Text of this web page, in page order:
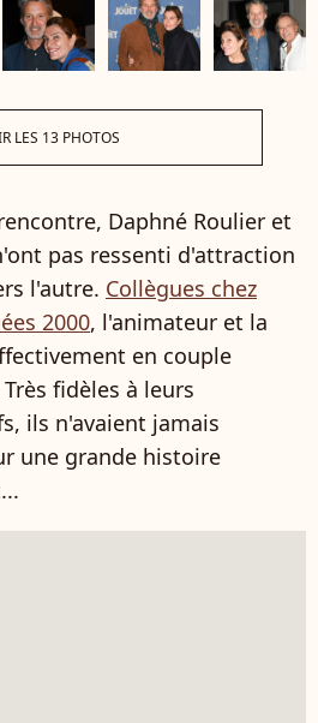
LES 13 PHOTOS
Daphné Roulier et
pas ressenti d'attraction
l'autre. Collègues chez
2000, l'animateur et la
en couple
fidèles à leurs
ils n'avaient jamais
une grande histoire